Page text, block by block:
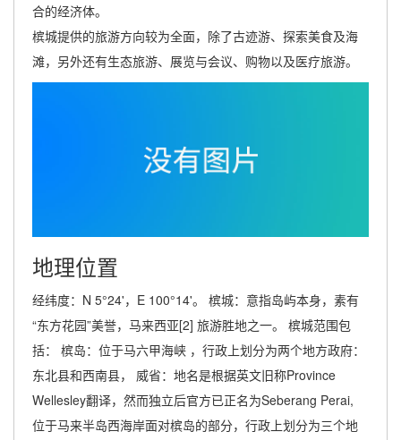
合的经济体。
槟城提供的旅游方向较为全面，除了古迹游、探索美食及海
滩，另外还有生态旅游、展览与会议、购物以及医疗旅游。
地理位置
经纬度：N 5°24'，E 100°14'。 槟城：意指岛屿本身，素有
“东方花园”美誉，马来西亚[2] 旅游胜地之一。 槟城范围包
括： 槟岛：位于马六甲海峡 ，行政上划分为两个地方政府：
东北县和西南县， 威省：地名是根据英文旧称Province
Wellesley翻译，然而独立后官方已正名为Seberang Perai,
位于马来半岛西海岸面对槟岛的部分，行政上划分为三个地